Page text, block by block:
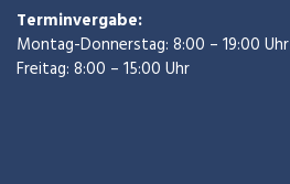
Terminvergabe:
Montag-Donnerstag: 8:00 – 19:00 Uhr
Freitag: 8:00 – 15:00 Uhr